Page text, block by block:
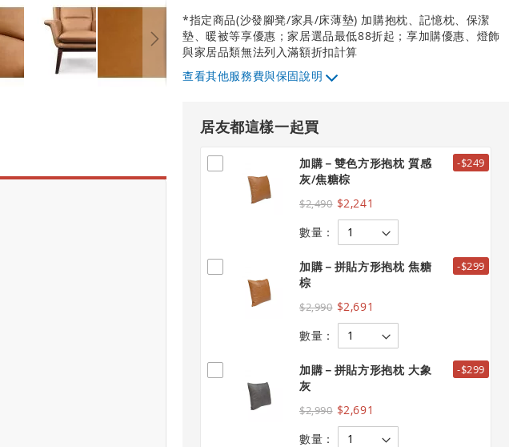
*指定商品(沙發腳凳/家具/床薄墊) 加購抱枕、記憶枕、保潔
墊、暖被等享優惠；家居選品最低88折起；享加購優惠、燈飾
與家居品類無法列入滿額折扣計算
其他服務費與保固說明
居友都這樣一起買
加購－雙色方形抱枕 質感
灰/焦糖棕
$2,490 $2,241
數量：
-$249
加購－拼貼方形抱枕 焦糖
棕
$2,990 $2,691
數量：
-$299
加購－拼貼方形抱枕 大象
灰
$2,990 $2,691
數量：
-$299